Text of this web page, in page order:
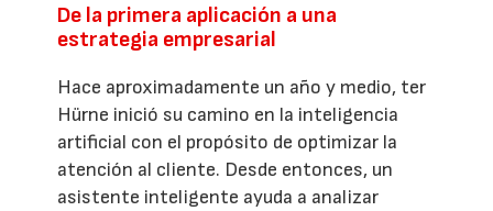
De la primera aplicación a una
estrategia empresarial
Hace aproximadamente un año y medio, ter
Hürne inició su camino en la inteligencia
artificial con el propósito de optimizar la
atención al cliente. Desde entonces, un
asistente inteligente ayuda a analizar